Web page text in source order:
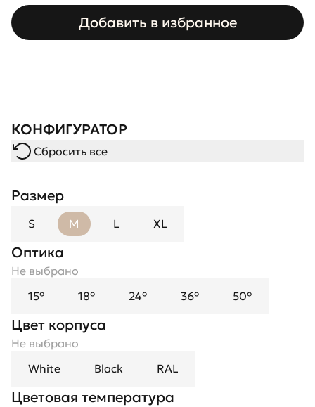
Добавить в избранное
КОНФИГУРАТОР
Сбросить все
Размер
S M L XL
Оптика
Не выбрано
15°
18° 24° 36° 50°
Цвет рефлектора
Не выбрано
Black
Black Mirror Chrome
Цвет корпуса
Не выбрано
White
Black RAL
Цветовая температура